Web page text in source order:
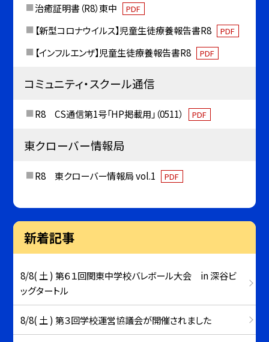
治癒証明書（R8）東中 PDF
【新型コロナウイルス】児童生徒療養報告書R8 PDF
【インフルエンザ】児童生徒療養報告書R8 PDF
コミュニティ・スクール通信
R8 CS通信第1号「HP掲載用」（0511） PDF
東クローバー情報局
R8 東クローバー情報局 vol.1 PDF
新着記事
8/8( 土 ) 第６１回関東中学校バレボール大会 in 深谷ビ
ッグタートル
8/8( 土 ) 第３回学校運営協議会が開催されました